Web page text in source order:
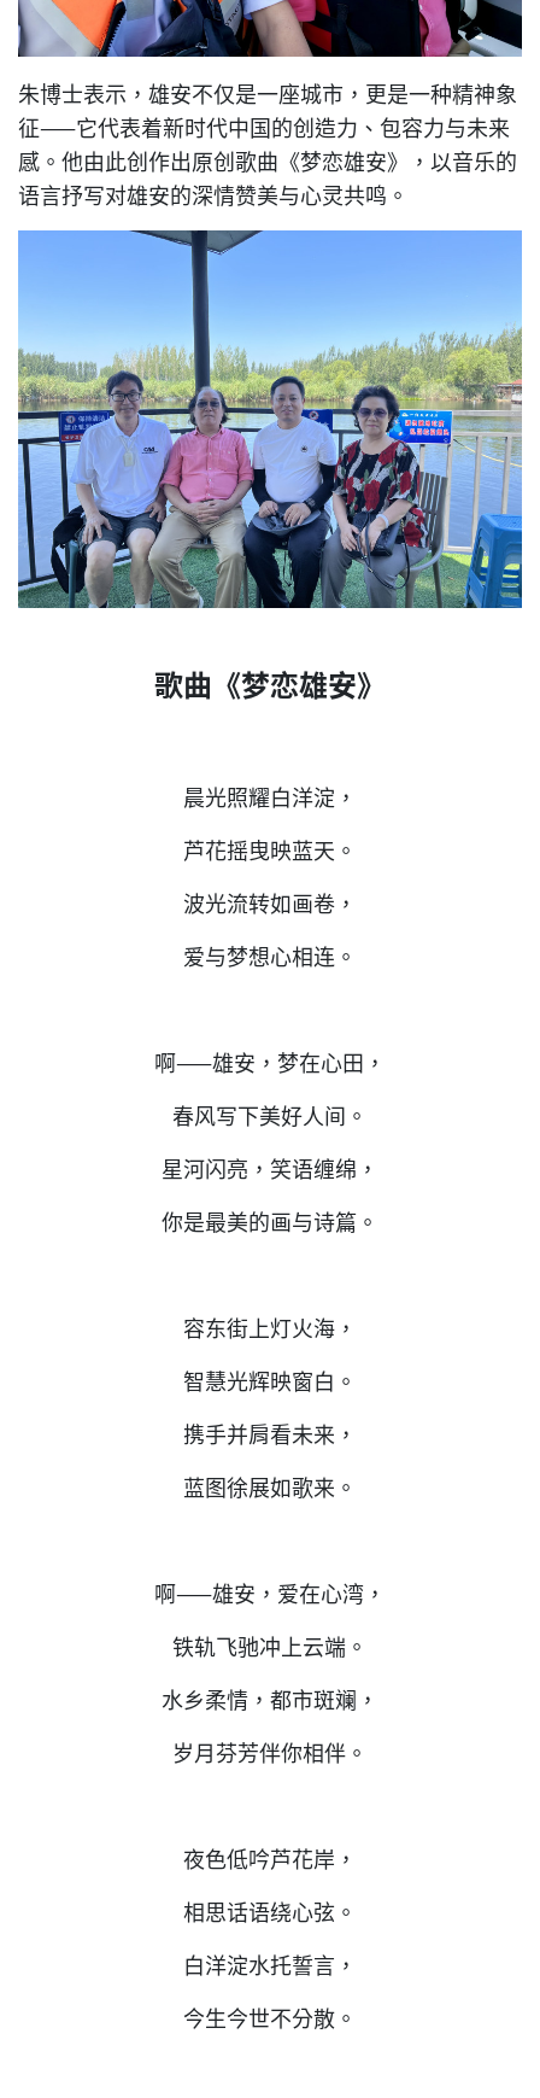
朱博士表示，雄安不仅是一座城市，更是一种精神象
征——它代表着新时代中国的创造力、包容力与未来
感。他由此创作出原创歌曲《梦恋雄安》，以音乐的
语言抒写对雄安的深情赞美与心灵共鸣。
歌曲《梦恋雄安》
晨光照耀白洋淀，
芦花摇曳映蓝天。
波光流转如画卷，
爱与梦想心相连。
啊——雄安，梦在心田，
春风写下美好人间。
星河闪亮，笑语缠绵，
你是最美的画与诗篇。
容东街上灯火海，
智慧光辉映窗白。
携手并肩看未来，
蓝图徐展如歌来。
啊——雄安，爱在心湾，
铁轨飞驰冲上云端。
水乡柔情，都市斑斓，
岁月芬芳伴你相伴。
夜色低吟芦花岸，
相思话语绕心弦。
白洋淀水托誓言，
今生今世不分散。